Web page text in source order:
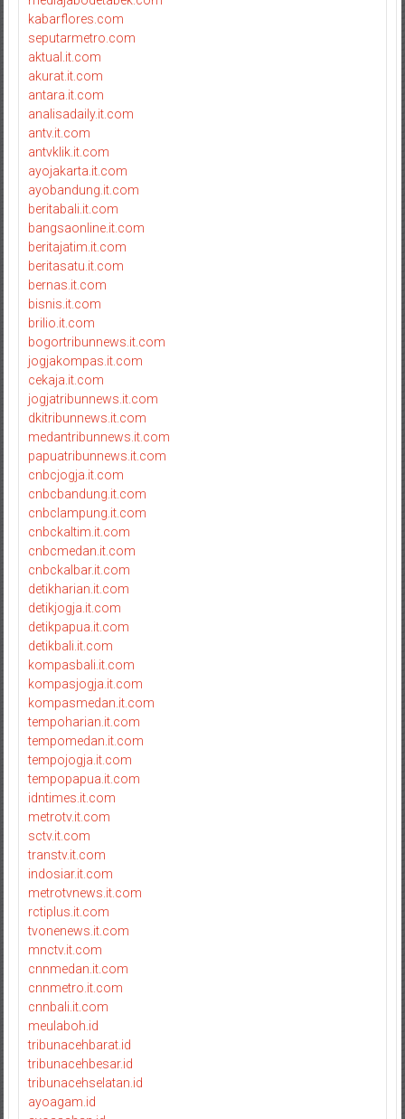
kabarflores.com
seputarmetro.com
aktual.it.com
akurat.it.com
antara.it.com
analisadaily.it.com
antv.it.com
antvklik.it.com
ayojakarta.it.com
ayobandung.it.com
beritabali.it.com
bangsaonline.it.com
beritajatim.it.com
beritasatu.it.com
bernas.it.com
bisnis.it.com
brilio.it.com
bogortribunnews.it.com
jogjakompas.it.com
cekaja.it.com
jogjatribunnews.it.com
dkitribunnews.it.com
medantribunnews.it.com
papuatribunnews.it.com
cnbcjogja.it.com
cnbcbandung.it.com
cnbclampung.it.com
cnbckaltim.it.com
cnbcmedan.it.com
cnbckalbar.it.com
detikharian.it.com
detikjogja.it.com
detikpapua.it.com
detikbali.it.com
kompasbali.it.com
kompasjogja.it.com
kompasmedan.it.com
tempoharian.it.com
tempomedan.it.com
tempojogja.it.com
tempopapua.it.com
idntimes.it.com
metrotv.it.com
sctv.it.com
transtv.it.com
indosiar.it.com
metrotvnews.it.com
rctiplus.it.com
tvonenews.it.com
mnctv.it.com
cnnmedan.it.com
cnnmetro.it.com
cnnbali.it.com
meulaboh.id
tribunacehbarat.id
tribunacehbesar.id
tribunacehselatan.id
ayoagam.id